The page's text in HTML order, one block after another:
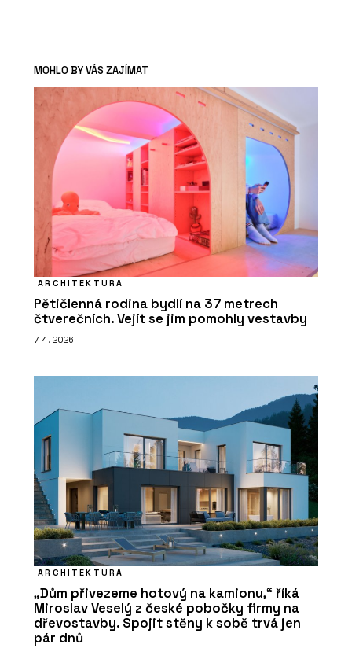
MOHLO BY VÁS ZAJÍMAT
ARCHITEKTURA
Pětičlenná rodina bydlí na 37 metrech
čtverečních. Vejít se jim pomohly vestavby
7. 4. 2026
ARCHITEKTURA
„Dům přivezeme hotový na kamionu,“ říká
Miroslav Veselý z české pobočky firmy na
dřevostavby. Spojit stěny k sobě trvá jen
pár dnů